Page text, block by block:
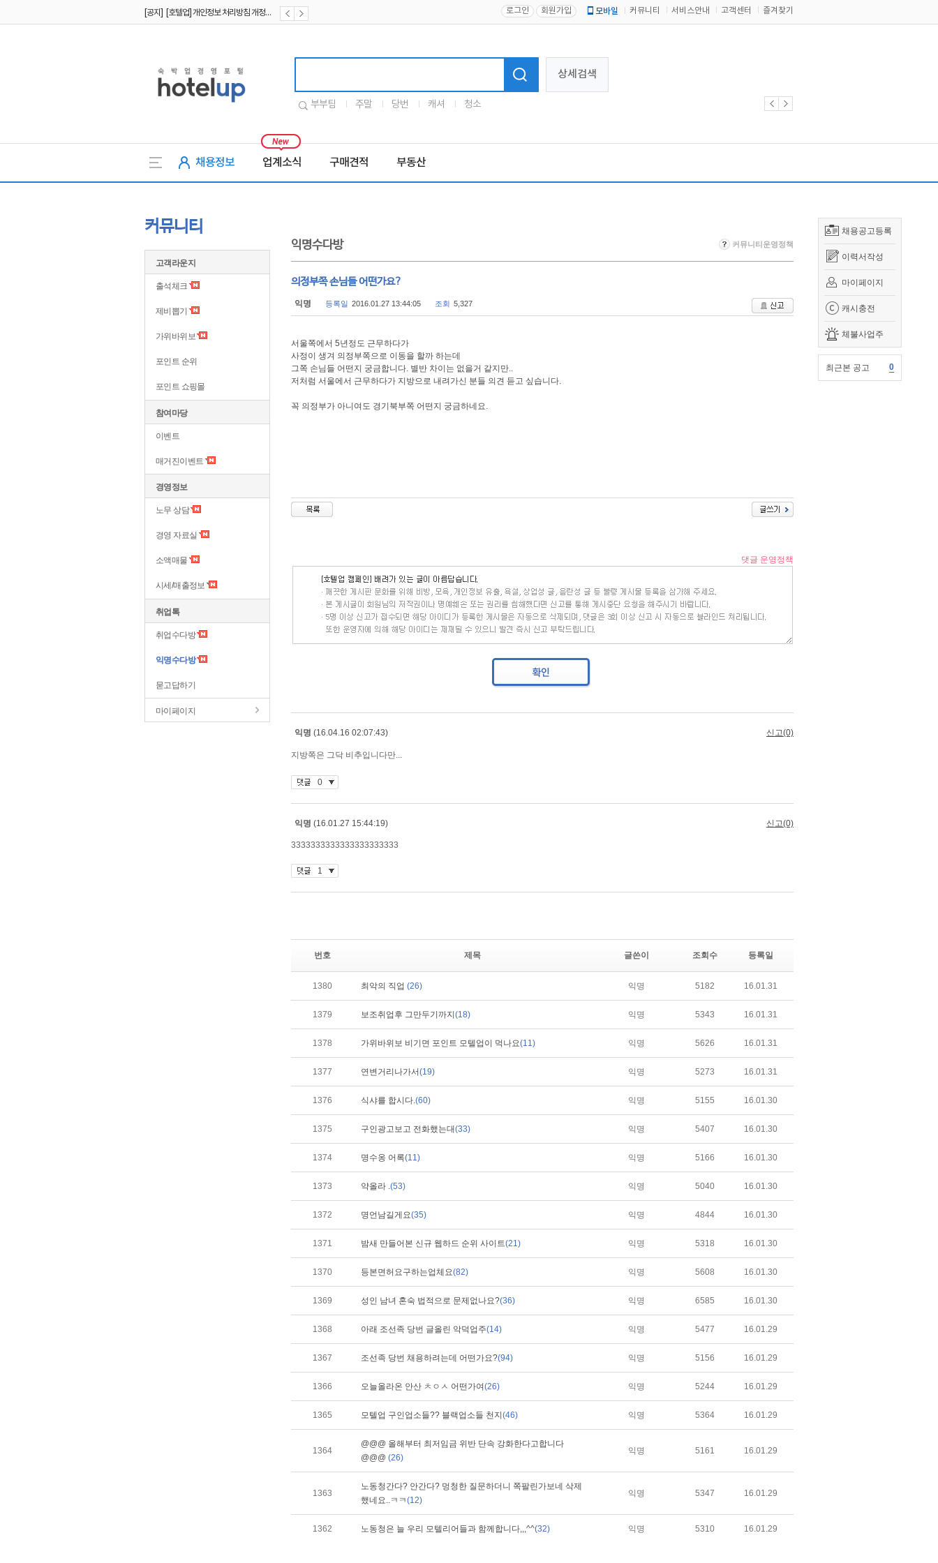
[공지] [호텔업] 개인정보 처리방침 개정본2 (19.09.02) 로그인 회원가입 모바일 커뮤니티 서비스안내 고객센터 즐겨찾기
상세검색
부부팀 주말 당번 캐셔 청소
채용정보 업계소식 구매견적 부동산
채용공고등록
이력서작성
마이페이지
캐시충전
체불사업주
최근본 공고 0
커뮤니티
고객라운지
출석체크
제비뽑기
가위바위보
포인트 순위
포인트 쇼핑몰
참여마당
이벤트
매거진이벤트
경영정보
노무 상담
경영 자료실
소액매물
시세/매출정보
취업톡
취업수다방
익명수다방
묻고답하기
마이페이지
익명수다방 커뮤니티운영정책
의정부쪽 손님들 어떤가요?
익명 등록일 2016.01.27 13:44:05 조회 5,327
서울쪽에서 5년정도 근무하다가
사정이 생겨 의정부쪽으로 이동을 할까 하는데
그쪽 손님들 어떤지 궁금합니다. 별반 차이는 없을거 같지만..
저처럼 서울에서 근무하다가 지방으로 내려가신 분들 의견 듣고 싶습니다.
꼭 의정부가 아니여도 경기북부쪽 어떤지 궁금하네요.
번호 제목 글쓴이 조회수 등록일
1380 최악의 직업 (26) 익명 5182 16.01.31
1379 보조취업후 그만두기까지 (18) 익명 5343 16.01.31
1378 가위바위보 비기면 포인트 모텔업이 먹나요(11) 익명 5626 16.01.31
1377 연변거리나가서(19) 익명 5273 16.01.31
1376 식샤를 합시다.(60) 익명 5155 16.01.30
1375 구인광고보고 전화했는대(33) 익명 5407 16.01.30
1374 명수옹 어록(11) 익명 5166 16.01.30
1373 약올라 .(53) 익명 5040 16.01.30
1372 명언남길게요(35) 익명 4844 16.01.30
1371 밤새 만들어본 신규 웹하드 순위 사이트(21) 익명 5318 16.01.30
1370 등본면허요구하는업체요(82) 익명 5608 16.01.30
1369 성인 남녀 혼숙 법적으로 문제없나요?(36) 익명 6585 16.01.30
1368 아래 조선족 당번 글올린 악덕업주(14) 익명 5477 16.01.29
1367 조선족 당번 채용하려는데 어떤가요?(94) 익명 5156 16.01.29
1366 오늘올라온 안산 ㅊㅇㅅ 어떤가여(26) 익명 5244 16.01.29
1365 모텔업 구인업소들?? 블랙업소들 천지 (46) 익명 5364 16.01.29
1364
@@@ 올해부터 최저임금 위반 단속 강화한다고합니다
@@@ (26)
익명 5161 16.01.29
1363
노동청간다? 안간다? 멍청한 질문하더니 쪽팔린가보네 삭제
했네요..ㅋㅋ(12)
익명 5347 16.01.29
1362 노동청은 늘 우리 모텔리어들과 함께합니다,,,^^(32) 익명 5310 16.01.29